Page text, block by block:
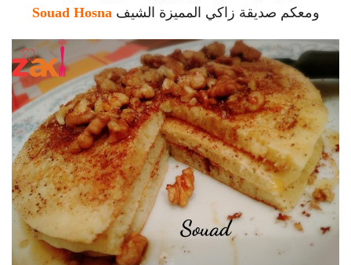
ومعكم صديقة زاكي المميزة الشيف Souad Hosna